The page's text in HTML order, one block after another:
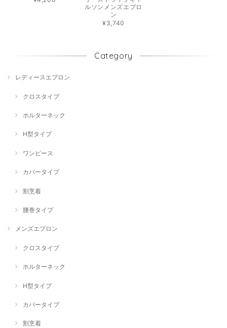
ルソンメンズエプロ
ン
¥3,740
Category
レディースエプロン
クロスタイプ
ホルターネック
H型タイプ
ワンピース
カバータイプ
割烹着
腰巻タイプ
メンズエプロン
クロスタイプ
ホルターネック
H型タイプ
カバータイプ
割烹着